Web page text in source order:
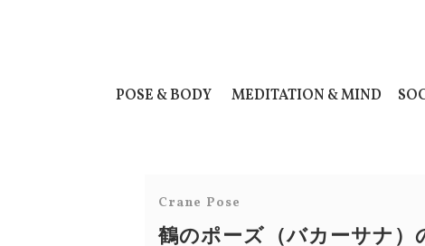
POSE & BODY MEDITATION & MIND
Crane Pose
鶴のポーズ（バカーサナ）